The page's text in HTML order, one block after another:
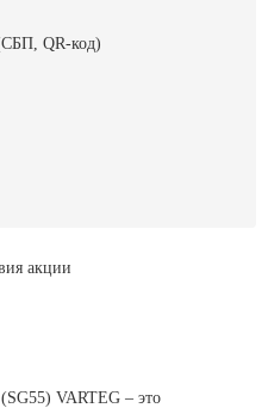
QR-код)
акции
VARTEG – это